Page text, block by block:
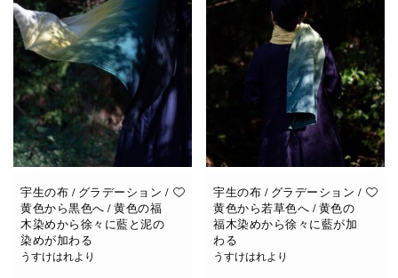
宇生の布 / グラデーション /
黄色から黒色へ / 黄色の福
木染めから徐々に藍と泥の
染めが加わる
うすけはれより
宇生の布 / グラデーション /
黄色から若草色へ / 黄色の
福木染めから徐々に藍が加
わる
うすけはれより